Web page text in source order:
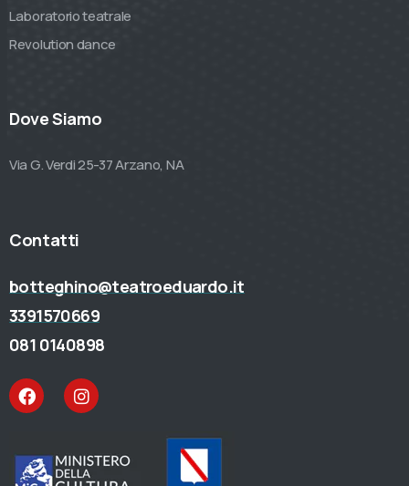
Laboratorio teatrale
Revolution dance
Dove Siamo
Via G. Verdi 25-37 Arzano, NA
Contatti
botteghino@teatroeduardo.it
3391570669
081 0140898